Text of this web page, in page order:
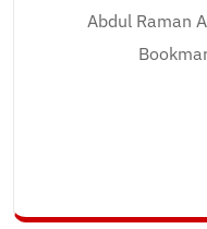
Abdul Raman